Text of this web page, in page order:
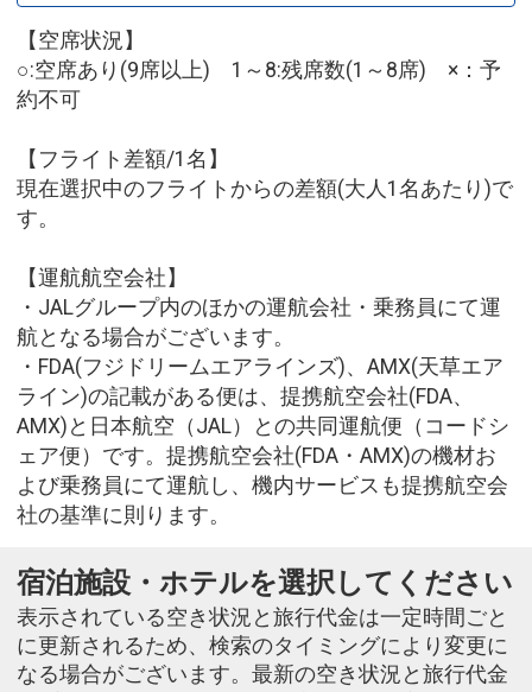
【空席状況】
○:空席あり(9席以上) 1～8:残席数(1～8席) ×：予
約不可
【フライト差額/1名】
現在選択中のフライトからの差額(大人1名あたり)で
す。
【運航航空会社】
・JALグループ内のほかの運航会社・乗務員にて運
航となる場合がございます。
・FDA(フジドリームエアラインズ)、AMX(天草エア
ライン)の記載がある便は、提携航空会社(FDA、
AMX)と日本航空（JAL）との共同運航便（コードシ
ェア便）です。提携航空会社(FDA・AMX)の機材お
よび乗務員にて運航し、機内サービスも提携航空会
社の基準に則ります。
宿泊施設・ホテルを選択してください
表示されている空き状況と旅行代金は一定時間ごと
に更新されるため、検索のタイミングにより変更に
なる場合がございます。最新の空き状況と旅行代金